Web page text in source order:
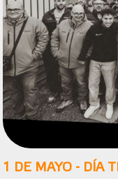
1 DE MAYO - DÍA